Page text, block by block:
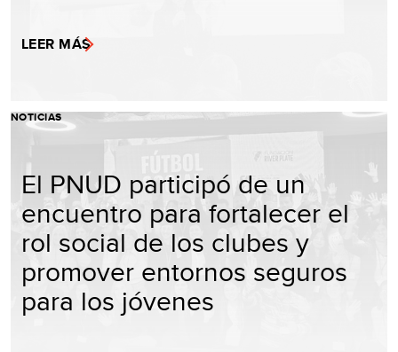
LEER MÁS
NOTICIAS
El PNUD participó de un
encuentro para fortalecer el
rol social de los clubes y
promover entornos seguros
para los jóvenes